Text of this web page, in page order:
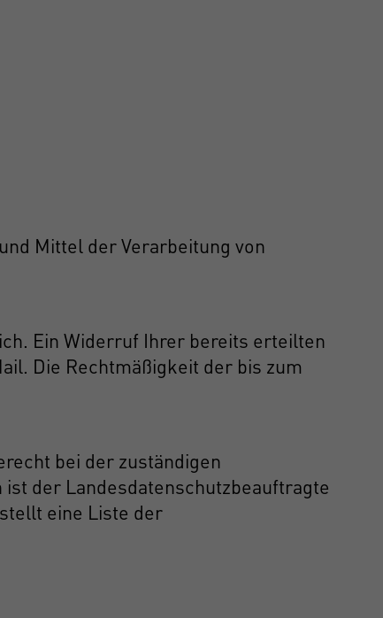
Mittel der Verarbeitung von
Ein Widerruf Ihrer bereits erteilten
Die Rechtmäßigkeit der bis zum
bei der zuständigen
der Landesdatenschutzbeauftragte
eine Liste der